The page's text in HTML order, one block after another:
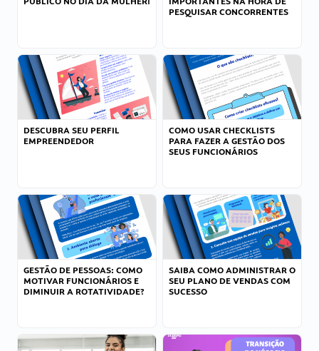
PESQUISAR CONCORRENTES
DESCUBRA SEU PERFIL
EMPREENDEDOR
COMO USAR CHECKLISTS
PARA FAZER A GESTÃO DOS
SEUS FUNCIONÁRIOS
GESTÃO DE PESSOAS: COMO
MOTIVAR FUNCIONÁRIOS E
DIMINUIR A ROTATIVIDADE?
SAIBA COMO ADMINISTRAR O
SEU PLANO DE VENDAS COM
SUCESSO